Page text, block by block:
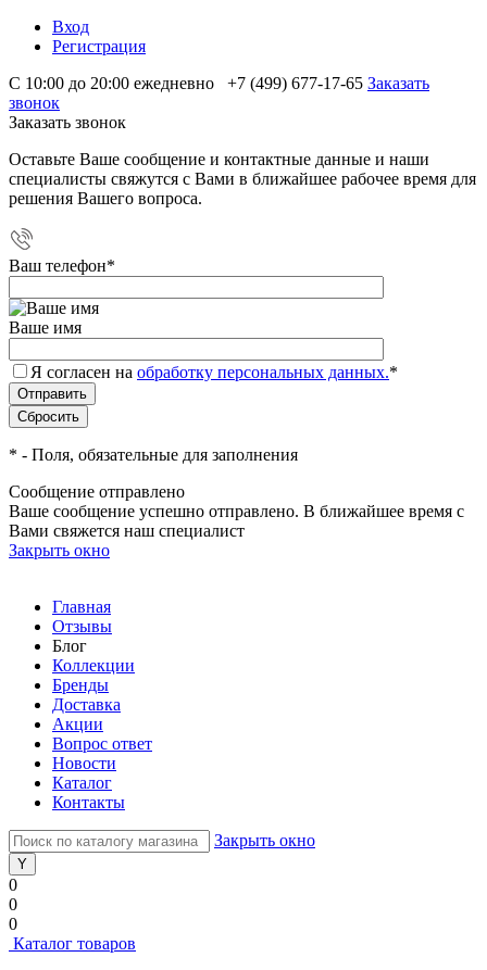
Вход
Регистрация
С 10:00 до 20:00 ежедневно
+7 (499) 677-17-65 Заказать
звонок
Заказать звонок
Оставьте Ваше сообщение и контактные данные и наши
специалисты свяжутся с Вами в ближайшее рабочее время для
решения Вашего вопроса.
Ваш телефон*
Ваше имя
Я согласен на обработку персональных данных.*
* - Поля, обязательные для заполнения
Сообщение отправлено
Ваше сообщение успешно отправлено. В ближайшее время с
Вами свяжется наш специалист
Закрыть окно
Главная
Отзывы
Блог
Коллекции
Бренды
Доставка
Акции
Вопрос ответ
Новости
Каталог
Контакты
Закрыть окно
0
0
0
Каталог товаров